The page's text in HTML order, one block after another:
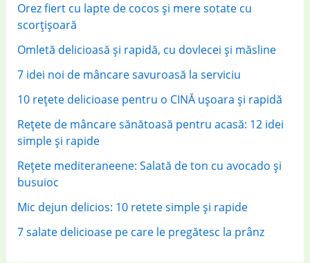
Orez fiert cu lapte de cocos și mere sotate cu
scorțișoară
Omletă delicioasă și rapidă, cu dovlecei și măsline
7 idei noi de mâncare savuroasă la serviciu
10 rețete delicioase pentru o CINĂ ușoara și rapidă
Rețete de mâncare sănătoasă pentru acasă: 12 idei
simple și rapide
Rețete mediteraneene: Salată de ton cu avocado și
busuioc
Mic dejun delicios: 10 retete simple și rapide
7 salate delicioase pe care le pregătesc la prânz